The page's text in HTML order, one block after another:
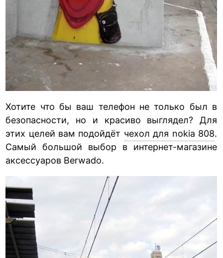
Хотите что бы ваш телефон не только был в
безопасности, но и красиво выглядел? Для
этих целей вам подойдёт чехол для nokia 808.
Самый большой выбор в интернет-магазине
аксессуаров Berwado.